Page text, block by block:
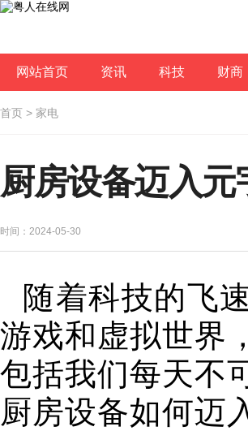
网站首页 资讯 科技 财商
首页 > 家电
厨房设备迈入
时间：2024-05-30
随着科技的飞
游戏和虚拟世界
包括我们每天不
厨房设备如何迈